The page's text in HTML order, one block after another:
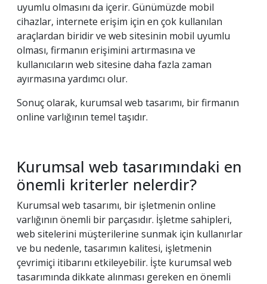
uyumlu olmasını da içerir. Günümüzde mobil
cihazlar, internete erişim için en çok kullanılan
araçlardan biridir ve web sitesinin mobil uyumlu
olması, firmanın erişimini artırmasına ve
kullanıcıların web sitesine daha fazla zaman
ayırmasına yardımcı olur.
Sonuç olarak, kurumsal web tasarımı, bir firmanın
online varlığının temel taşıdır.
Kurumsal web tasarımındaki en
önemli kriterler nelerdir?
Kurumsal web tasarımı, bir işletmenin online
varlığının önemli bir parçasıdır. İşletme sahipleri,
web sitelerini müşterilerine sunmak için kullanırlar
ve bu nedenle, tasarımın kalitesi, işletmenin
çevrimiçi itibarını etkileyebilir. İşte kurumsal web
tasarımında dikkate alınması gereken en önemli